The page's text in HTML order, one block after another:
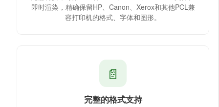
即时渲染，精确保留HP、Canon、Xerox和其他PCL兼
容打印机的格式、字体和图形。
📄
完整的格式支持